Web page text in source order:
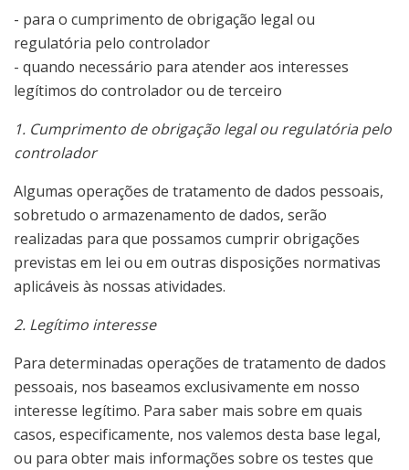
- para o cumprimento de obrigação legal ou
regulatória pelo controlador
- quando necessário para atender aos interesses
legítimos do controlador ou de terceiro
1. Cumprimento de obrigação legal ou regulatória pelo
controlador
Algumas operações de tratamento de dados pessoais,
sobretudo o armazenamento de dados, serão
realizadas para que possamos cumprir obrigações
previstas em lei ou em outras disposições normativas
aplicáveis às nossas atividades.
2. Legítimo interesse
Para determinadas operações de tratamento de dados
pessoais, nos baseamos exclusivamente em nosso
interesse legítimo. Para saber mais sobre em quais
casos, especificamente, nos valemos desta base legal,
ou para obter mais informações sobre os testes que